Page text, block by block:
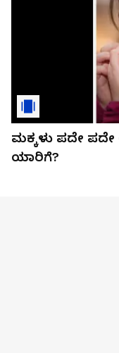
ಮಕ್ಕಳು ಪದೇ
ಯಾರಿಗೆ?